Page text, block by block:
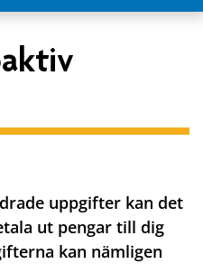
uppgifter kan det
ut pengar till dig
kan nämligen